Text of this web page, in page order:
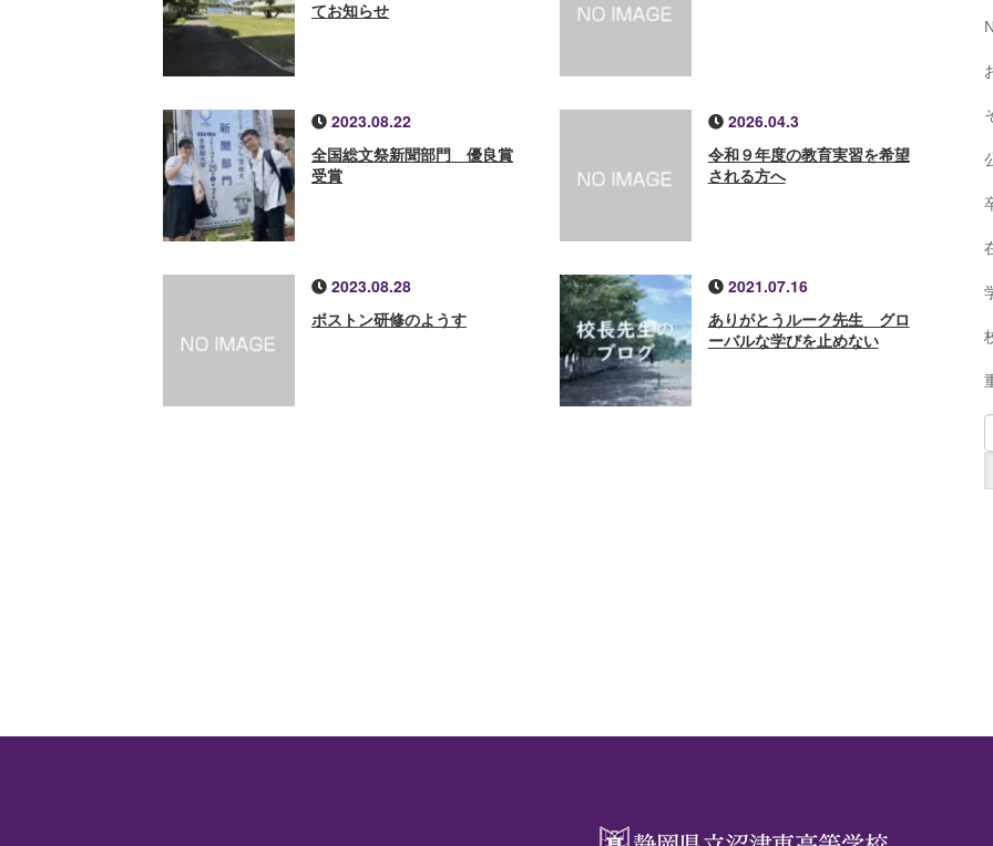
てお知らせ
2023.08.22
全国総文祭新聞部門 優良賞
受賞
2026.04.3
令和９年度の教育実習を希望
される方へ
2023.08.28
ボストン研修のようす
2021.07.16
ありがとうルーク先生 グロ
ーバルな学びを止めない